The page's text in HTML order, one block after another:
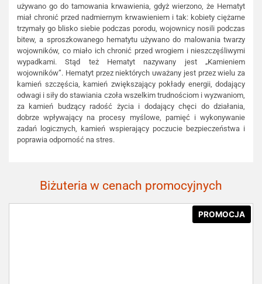
używano go do tamowania krwawienia, gdyż wierzono, że Hematyt
miał chronić przed nadmiernym krwawieniem i tak: kobiety ciężarne
trzymały go blisko siebie podczas porodu, wojownicy nosili podczas
bitew, a sproszkowanego hematytu używano do malowania twarzy
wojowników, co miało ich chronić przed wrogiem i nieszczęśliwymi
wypadkami. Stąd też Hematyt nazywany jest „Kamieniem
wojowników”. Hematyt przez niektórych uważany jest przez wielu za
kamień szczęścia, kamień zwiększający pokłady energii, dodający
odwagi i siły do stawiania czoła wszelkim trudnościom i wyzwaniom,
za kamień budzący radość życia i dodający chęci do działania,
dobrze wpływający na procesy myślowe, pamięć i wykonywanie
zadań logicznych, kamień wspierający poczucie bezpieczeństwa i
poprawia odporność na stres.
Biżuteria w cenach promocyjnych
PROMOCJA